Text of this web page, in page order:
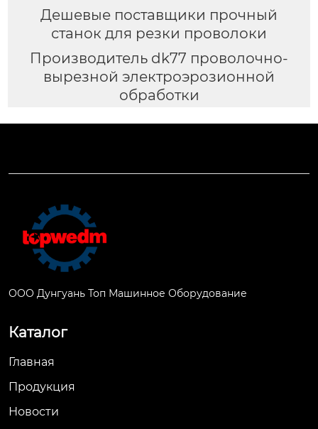
Дешевые поставщики прочный
станок для резки проволоки
Производитель dk77 проволочно-
вырезной электроэрозионной
обработки
ООО Дунгуань Топ Машинное Оборудование
Каталог
Главная
Продукция
Новости